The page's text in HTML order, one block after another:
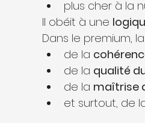
plus cher à la
Il obéit à une
Dans le premium,
de la
de la qualité
de la maîtrise
et surtout, de